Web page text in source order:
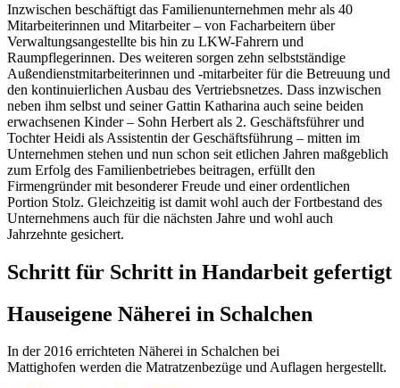
Inzwischen beschäftigt das Familienunternehmen mehr als 40
Mitarbeiterinnen und Mitarbeiter – von Facharbeitern über
Verwaltungsangestellte bis hin zu LKW-Fahrern und
Raumpflegerinnen. Des weiteren sorgen zehn selbstständige
Außendienstmitarbeiterinnen und -mitarbeiter für die Betreuung und
den kontinuierlichen Ausbau des Vertriebsnetzes. Dass inzwischen
neben ihm selbst und seiner Gattin Katharina auch seine beiden
erwachsenen Kinder – Sohn Herbert als 2. Geschäftsführer und
Tochter Heidi als Assistentin der Geschäftsführung – mitten im
Unternehmen stehen und nun schon seit etlichen Jahren maßgeblich
zum Erfolg des Familienbetriebes beitragen, erfüllt den
Firmengründer mit besonderer Freude und einer ordentlichen
Portion Stolz. Gleichzeitig ist damit wohl auch der Fortbestand des
Unternehmens auch für die nächsten Jahre und wohl auch
Jahrzehnte gesichert.
Schritt für Schritt in Handarbeit gefertigt
Hauseigene Näherei in Schalchen
In der 2016 errichteten Näherei in Schalchen bei
Mattighofen werden die Matratzenbezüge und Auflagen hergestellt.